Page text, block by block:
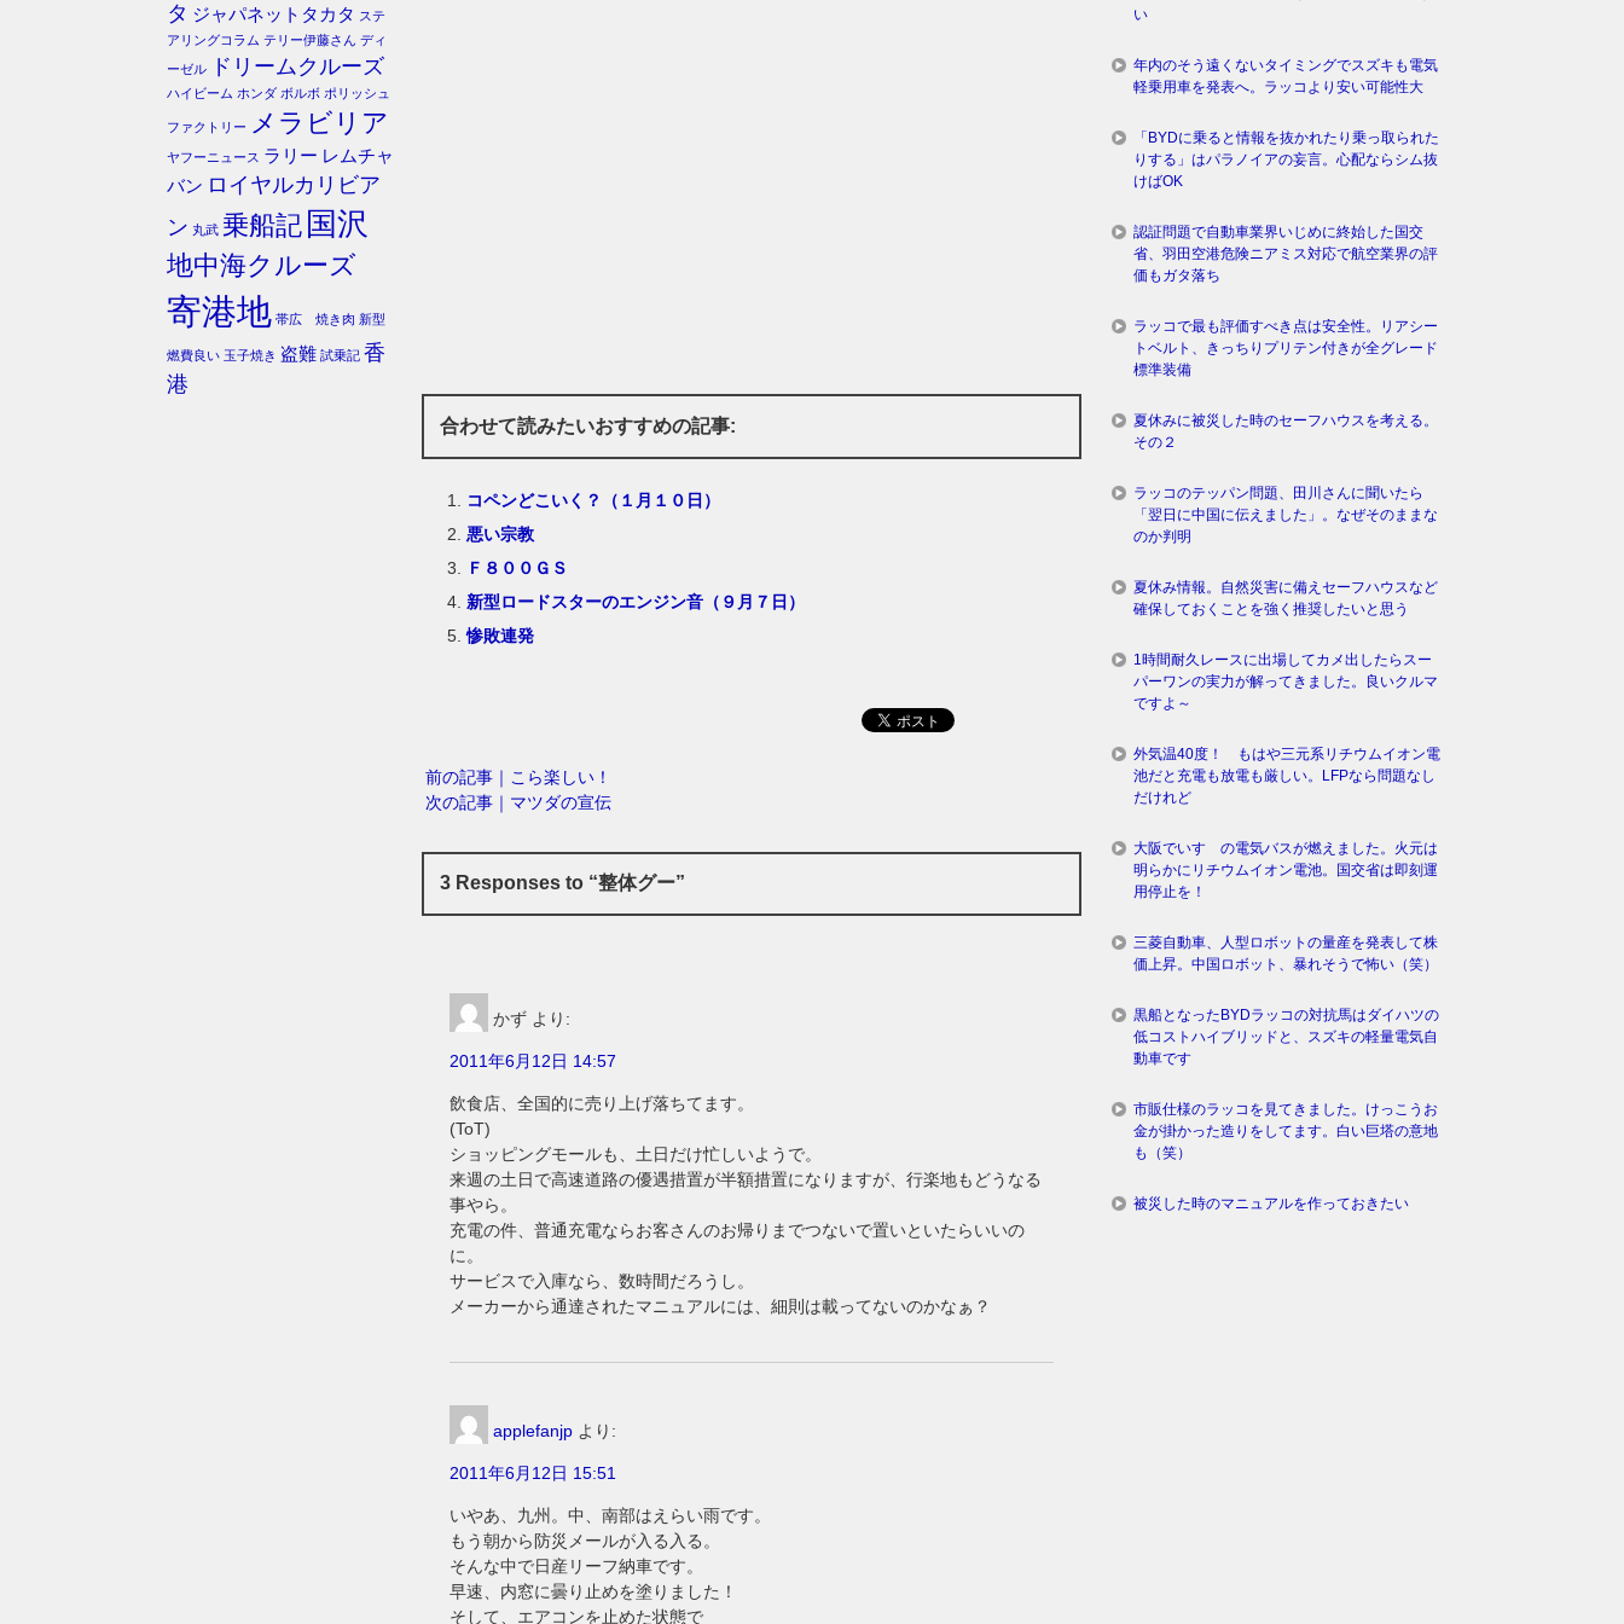
合わせて読みたいおすすめの記事:
コペンどこいく？（１月１０日）
悪い宗教
Ｆ８００ＧＳ
新型ロードスターのエンジン音（９月７日）
惨敗連発
前の記事｜こら楽しい！
次の記事｜マツダの宣伝
3 Responses to “整体グー”
かず より:
2011年6月12日 14:57
飲食店、全国的に売り上げ落ちてます。
(ToT)
ショッピングモールも、土日だけ忙しいようで。
来週の土日で高速道路の優遇措置が半額措置になりますが、行楽地もどうなる
事やら。
充電の件、普通充電ならお客さんのお帰りまでつないで置いといたらいいの
に。
サービスで入庫なら、数時間だろうし。
メーカーから通達されたマニュアルには、細則は載ってないのかなぁ？
applefanjp より:
2011年6月12日 15:51
いやあ、九州。中、南部はえらい雨です。
もう朝から防災メールが入る入る。
そんな中で日産リーフ納車です。
早速、内窓に曇り止めを塗りました！
そして、エアコンを止めた状態で
タ ジャパネットタカタ ステ
アリングコラム テリー伊藤さん ディ
ーゼル
ドリームクルーズ
ハイビーム ホンダ ボルボ ポリッシュ
ファクトリー メラビリア
ヤフーニュース ラリー レムチャ
バン ロイヤルカリビア
ン 丸武 乗船記 国沢
地中海クルーズ
寄港地 帯広 焼き肉 新型
燃費良い 玉子焼き 盗難 試乗記 香
港
い
年内のそう遠くないタイミングでスズキも電気
軽乗用車を発表へ。ラッコより安い可能性大
「BYDに乗ると情報を抜かれたり乗っ取られた
りする」はパラノイアの妄言。心配ならシム抜
けばOK
認証問題で自動車業界いじめに終始した国交
省、羽田空港危険ニアミス対応で航空業界の評
価もガタ落ち
ラッコで最も評価すべき点は安全性。リアシー
トベルト、きっちりプリテン付きが全グレード
標準装備
夏休みに被災した時のセーフハウスを考える。
その２
ラッコのテッパン問題、田川さんに聞いたら
「翌日に中国に伝えました」。なぜそのままな
のか判明
夏休み情報。自然災害に備えセーフハウスなど
確保しておくことを強く推奨したいと思う
1時間耐久レースに出場してカメ出したらスー
パーワンの実力が解ってきました。良いクルマ
ですよ～
外気温40度！ もはや三元系リチウムイオン電
池だと充電も放電も厳しい。LFPなら問題なし
だけれど
大阪でいすゞの電気バスが燃えました。火元は
明らかにリチウムイオン電池。国交省は即刻運
用停止を！
三菱自動車、人型ロボットの量産を発表して株
価上昇。中国ロボット、暴れそうで怖い（笑）
黒船となったBYDラッコの対抗馬はダイハツの
低コストハイブリッドと、スズキの軽量電気自
動車です
市販仕様のラッコを見てきました。けっこうお
金が掛かった造りをしてます。白い巨塔の意地
も（笑）
被災した時のマニュアルを作っておきたい